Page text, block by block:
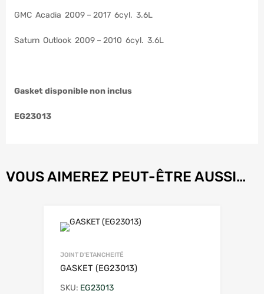
GMC Acadia 2009 – 2017 6cyl. 3.6L
Saturn Outlook 2009 – 2010 6cyl. 3.6L
Gasket disponible non inclus
EG23013
VOUS AIMEREZ PEUT-ÊTRE AUSSI…
JOINT D'ETANCHEITÉ
GASKET (EG23013)
SKU: EG23013